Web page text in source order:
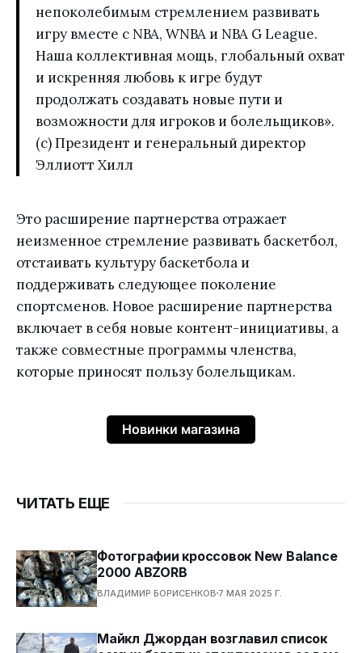
непоколебимым стремлением развивать
игру вместе с NBA, WNBA и NBA G League.
Наша коллективная мощь, глобальный охват
и искренняя любовь к игре будут
продолжать создавать новые пути и
возможности для игроков и болельщиков».
(с) Президент и генеральный директор
Эллиотт Хилл
Это расширение партнерства отражает
неизменное стремление развивать баскетбол,
отстаивать культуру баскетбола и
поддерживать следующее поколение
спортсменов. Новое расширение партнерства
включает в себя новые контент-инициативы, а
также совместные программы членства,
которые приносят пользу болельщикам.
Новинки магазина
ЧИТАТЬ ЕЩЕ
Фотографии кроссовок New Balance
2000 ABZORB
ВЛАДИМИР БОРИСЕНКОВ 7 МАЯ 2025 Г.
Майкл Джордан возглавил список